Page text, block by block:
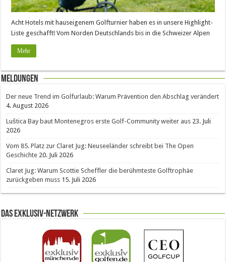
Acht Hotels mit hauseigenem Golfturnier haben es in unsere Highlight-
Liste geschafft! Vom Norden Deutschlands bis in die Schweizer Alpen
Mehr
Meldungen
Der neue Trend im Golfurlaub: Warum Prävention den Abschlag verändert
4. August 2026
Luštica Bay baut Montenegros erste Golf-Community weiter aus 23. Juli
2026
Vom 85. Platz zur Claret Jug: Neuseeländer schreibt bei The Open
Geschichte 20. Juli 2026
Claret Jug: Warum Scottie Scheffler die berühmteste Golftrophäe
zurückgeben muss 15. Juli 2026
Das Exklusiv-Netzwerk